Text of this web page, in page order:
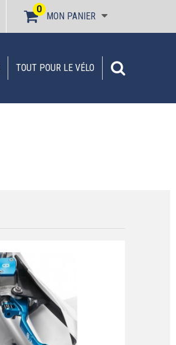
MON PANIER
0
TOUT POUR LE VÉLO